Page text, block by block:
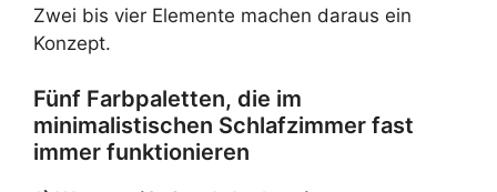
Zwei bis vier Elemente machen daraus ein
Konzept.
Fünf Farbpaletten, die im
minimalistischen Schlafzimmer fast
immer funktionieren